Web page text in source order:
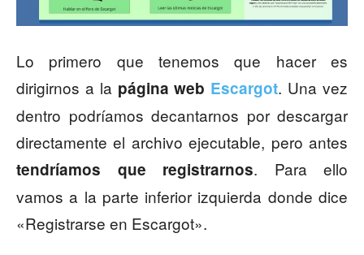
Lo primero que tenemos que hacer es
dirigirnos a lapágina web Escargot. Una vez
dentro podríamos decantarnos por descargar
directamente el archivo ejecutable, pero antes
tendríamos que registrarnos. Para ello
vamos a la parte inferior izquierda donde dice
«Registrarse en Escargot».